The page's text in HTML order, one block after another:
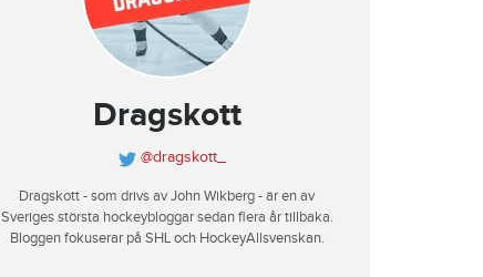
Dragskott
@dragskott_
Dragskott - som drivs av John Wikberg - är en av
Sveriges största hockeybloggar sedan flera år tillbaka.
Bloggen fokuserar på SHL och HockeyAllsvenskan.